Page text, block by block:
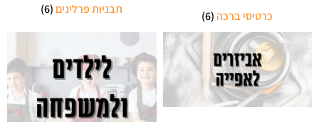
כרטיסי ברכה(6) תבניות פרלינים (6)